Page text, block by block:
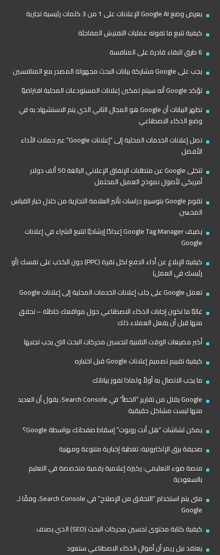
يعرض وضع Google AI الإعلانات على 1 من 3 كلمات رئيسية تجارية
كيفية تتبع ما تفوته عمليات التفتيش المفاجئة
6 طرق للبقاء قادرة على المنافسة
يجب على Google مشاركة بيانات البحث مجهولة المصدر مع المنافسين
تؤكد Google أنه سيتم تمكين إعلانات المستودعات المحلية افتراضيًا
تظهر البيانات أن Google هو المجال الثاني الذي يتم الاستشهاد به في
وضع الذكاء الاصطناعي
تصل إعلانات الخدمات المحلية إلى “إعلانات Google” عبر حملات الأداء
الأفضل
تتخلى Google عن متطلبات الإنفاق الإعلاني البالغة 50 ألف دولار
أمريكي لأصول نموذج العميل المحتمل
تقوم Google بتوسيع دراسات تأثير العلامة التجارية من خلال خيار القياس
المحسن
يضيف Google Tag Manager إعدادًا إرشاديًا لتتبع الشراء في إعلانات
Google
كيفية الإبلاغ عن أداء الدفع لكل نقرة (PPC) دون الكذب على نفسك (أو
رئيسك في العمل)
تعمل Google على جلب إعلانات الخدمات المحلية إلى إعلانات Google
غالبًا ما تكون إجابات الذكاء الاصطناعي حول مواقعك خاطئة – تحقق
منها قبل أن يفعل العملاء ذلك
أكبر مضيعات الوقت التقنية لتحسين محركات البحث التي يجب تجنبها
كيفية تقييم تصميم إعلانات Google قبل اختباره
ما يجب الاتصال به أولاً ولماذا تفوز بياناتك
Google يقلل من تقارير “الخطأ” في Search Console. يقول أن العديد
منها ليست مشاكل حقيقية
يمكن لشاشات “هل أنت روبوت” إسقاط صفحاتك بواسطة Google؟
صحيفة برق الإلكترونية: تغطية إخبارية متنوعة ومهنية
منصة ضوء التعليمي: ركيزة إعلامية رقمية متخصصة في التعليم
بالسعودية
متى يتم استخدام “التحقق من الإصلاح” في Search Console، وفقًا لـ
Google
كيفية كتابة محتوى تحسين محركات البحث (SEO) الذي يصنف
يعتقد نيل ريمر أن أموال الذكاء الاصطناعي ستعود